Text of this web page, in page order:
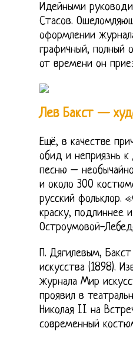
Идейными
Стасов.
оформлении
графичный, полный
от времени он
Лев Бакст —
Ещё, в качестве
обид и неприязнь
песню –
и около 300
русский фольклор.
краску, подлиннее
Остроумовой-
П. Дягилевым,
искусства (1898).
журнала Мир
проявил в
Николая II на
современный